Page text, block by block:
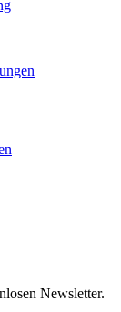
Newsletter.